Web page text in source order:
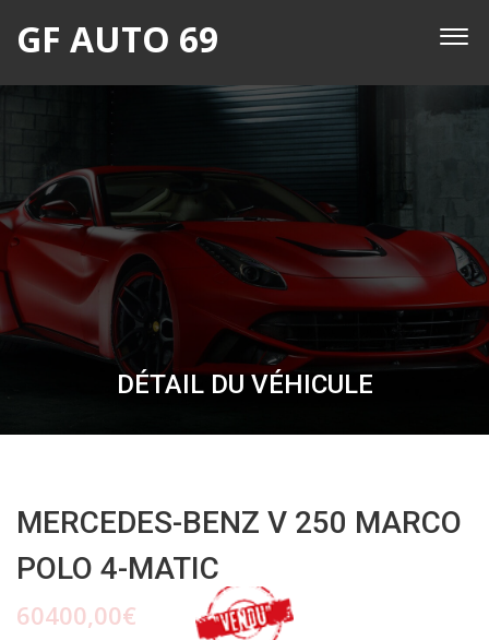
GF AUTO 69
DÉTAIL DU VÉHICULE
MERCEDES-BENZ V 250 MARCO
POLO 4-MATIC
60400,00€